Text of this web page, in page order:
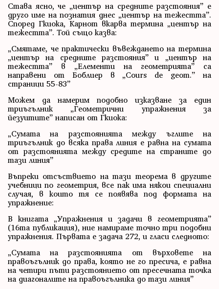
Става ясно, че „център на средните разстояния” е
друго име на познатия днес „център на тежестта”.
Според Гкиока, Карнот вкарва термина „център на
тежестта”. Той също казва:
„Смятаме, че практически въвеждането на термина
„център на средните разстояния” и „център на
тежестта” в „Елементи на геометрията” са
направени от Боблиер в „Cours de geom.” на
страници 55-83”
Можем да намерим подобно изказване за един
триъгълник „Геометрични упражнения за
йезуитите” написан от Гкиока:
„Сумата на разстоянията между ъглите на
триъгълник до всяка права линия е равна на сумата
от разстоянията между средите на страните до
тази линия”
Въпреки отсъствието на тази теорема в другите
учебници по геометрия, все пак има някои специални
случая, в които тя се появява под формата на
упражнение:
В книгата „Упражнения и задачи в геометрията”
(16та публикация), ние намираме точно три подобни
упражнения. Първата е задача 272, и гласи следното:
„Сумата на разстоянията от върховете на
правоъгълник до права, която не го пресича, е равна
на четири пъти разстоянието от пресечната точка
на диагоналите на правоъгълника до тази линия”